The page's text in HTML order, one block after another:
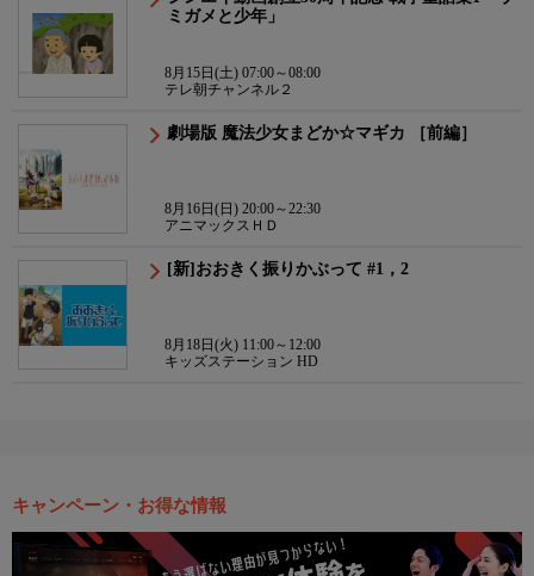
ミガメと少年」
8月15日(土) 07:00～08:00
テレ朝チャンネル２
劇場版 魔法少女まどか☆マギカ ［前編］
8月16日(日) 20:00～22:30
アニマックスＨＤ
[新]おおきく振りかぶって #1，2
8月18日(火) 11:00～12:00
キッズステーション HD
キャンペーン・お得な情報